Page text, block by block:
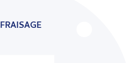
FRAISAGE